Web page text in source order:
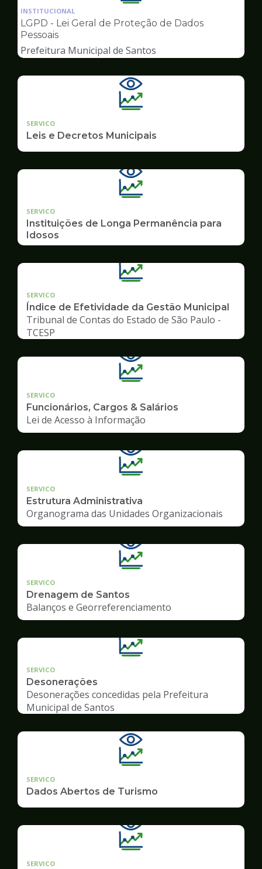
da
pagina
Transparência
INSTITUCIONAL
LGPD - Lei Geral de Proteção de Dados
Pessoais
Prefeitura Municipal de Santos
SERVICO
Leis e Decretos Municipais
SERVICO
Instituições de Longa Permanência para
Idosos
SERVICO
Índice de Efetividade da Gestão Municipal
Tribunal de Contas do Estado de São Paulo -
TCESP
SERVICO
Funcionários, Cargos & Salários
Lei de Acesso à Informação
SERVICO
Estrutura Administrativa
Organograma das Unidades Organizacionais
SERVICO
Drenagem de Santos
Balanços e Georreferenciamento
SERVICO
Desonerações
Desonerações concedidas pela Prefeitura
Municipal de Santos
SERVICO
Dados Abertos de Turismo
SERVICO